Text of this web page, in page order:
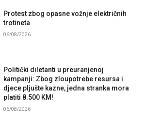
Protest zbog opasne vožnje električnih
trotineta
06/08/2026
Politički diletanti u preuranjenoj
kampanji: Zbog zloupotrebe resursa i
djece pljušte kazne, jedna stranka mora
platiti 8.500 KM!
06/08/2026